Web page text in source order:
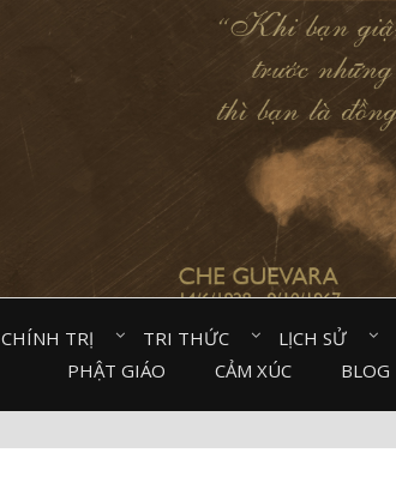
CHÍNH TRỊ⠀ TRI THỨC⠀ LỊCH SỬ⠀
PHẬT GIÁO⠀
CẢM XÚC⠀ BLOG⠀